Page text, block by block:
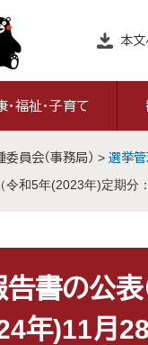
本文
・福祉・子育て
委員会（事務局） > 選挙
和5年(2023年)定期分
書の公表
年)11月